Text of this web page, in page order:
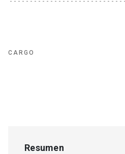
CARGO
Resumen